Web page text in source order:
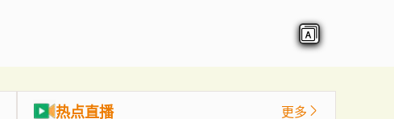
热点直播 更多